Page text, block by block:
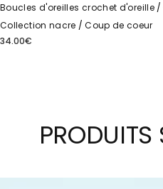
Boucles d'oreilles crochet d'oreille
Collection nacre
Coup de coeur
34.00€
PRODUITS